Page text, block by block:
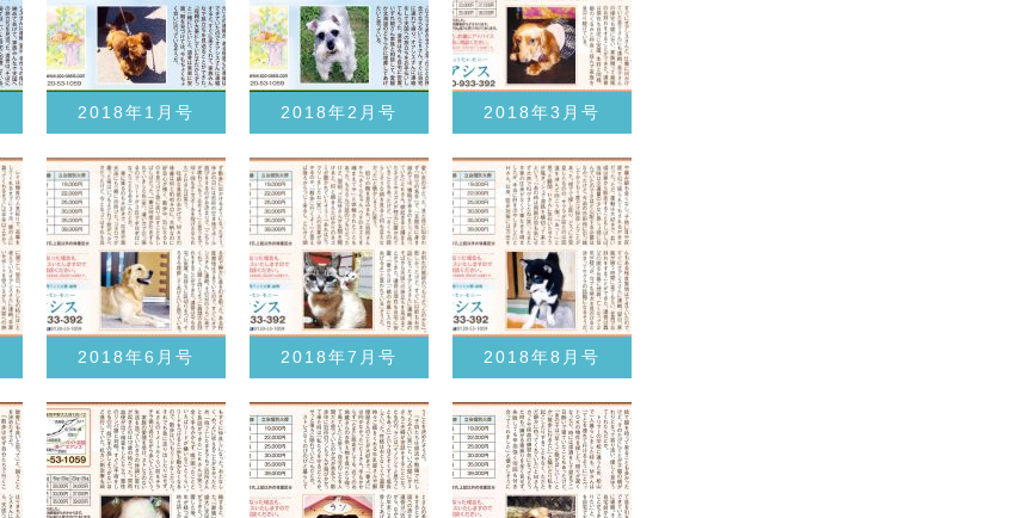
2018年1月号 2018年2月号 2018年3月号
2018年6月号 2018年7月号 2018年8月号